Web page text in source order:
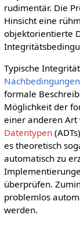
rudimentär. Die
Hinsicht eine
objektorientierte
Typische
Nachbedingungen
formale
Möglichkeit der
einer anderen Art
Datentypen
es theoretisch
automatisch zu
überprüfen.
problemlos
werden.